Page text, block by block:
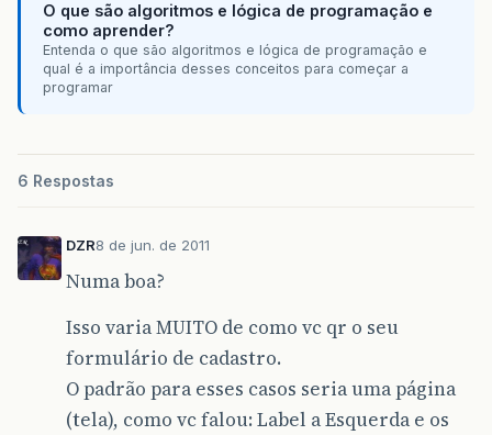
O que são algoritmos e lógica de programação e
como aprender?
Entenda o que são algoritmos e lógica de programação e
qual é a importância desses conceitos para começar a
programar
6 Respostas
DZR8 de jun. de 2011
Numa boa?
Isso varia MUITO de como vc qr o seu
formulário de cadastro.
O padrão para esses casos seria uma página
(tela), como vc falou: Label a Esquerda e os